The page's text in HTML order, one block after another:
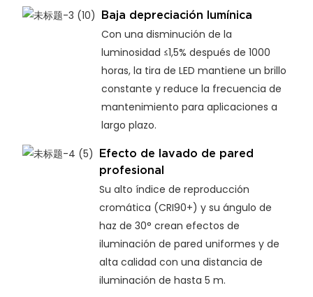
Baja depreciación lumínica
Con una disminución de la
luminosidad ≤1,5% después de 1000
horas, la tira de LED mantiene un brillo
constante y reduce la frecuencia de
mantenimiento para aplicaciones a
largo plazo.
Efecto de lavado de pared
profesional
Su alto índice de reproducción
cromática (CRI90+) y su ángulo de
haz de 30° crean efectos de
iluminación de pared uniformes y de
alta calidad con una distancia de
iluminación de hasta 5 m.